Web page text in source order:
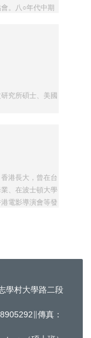
。八○年代中期
究所碩士、美國
文學》執行編
港長大，曾在台
、在波士頓大學
電影導演會等發
」平台推薦為
學村大學路二段
傳真：